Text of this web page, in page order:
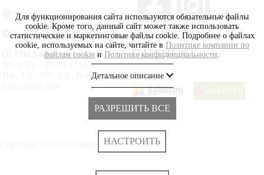
gemmi@gemmi.lv
Rīga, Lāčplēšā iela 88
Мы работаем:
Пн., Ср., Пт., Сб., Вскр. -
ПАРТНЁРЫ
Copyright ©2026 Gemmi.lv
Для функционирования сайта используются обязательные файлы
cookie. Кроме того, данный сайт может также использовать
статистические и маркетинговые файлы cookie. Подробнее о файлах
cookie, используемых на сайте, читайте в Политике компании по
файлам cookie и Политике конфиденциальности.
Детальное описание
РАЗРЕШИТЬ ВСЕ
НАСТРОИТЬ